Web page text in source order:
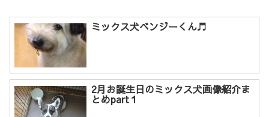
ミックス犬ベンジーくん♬
2月お誕生日のミックス犬画像紹介ま
とめpart１